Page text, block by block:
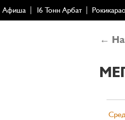
Афиша 16 Тонн Арбат
←